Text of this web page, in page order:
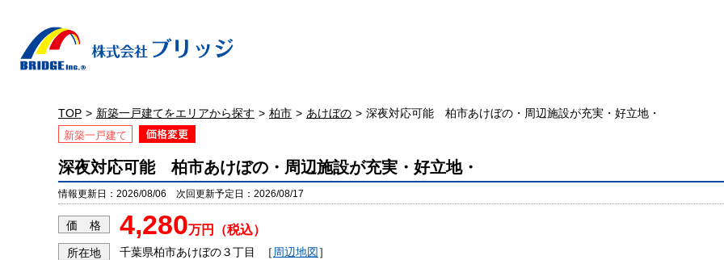
TOP 新築一戸建てをエリアから探す 柏市 あけぼの 深夜対応可能 柏市あけぼの・周辺施設が充実・好立地・
新築一戸建て
深夜対応可能 柏市あけぼの・周辺施設が充実・好立地・
情報更新日：2026/08/06 次回更新予定日：2026/08/17
価 格 4,280万円（税込）
所在地 千葉県柏市あけぼの３丁目 ［ 周辺地図］